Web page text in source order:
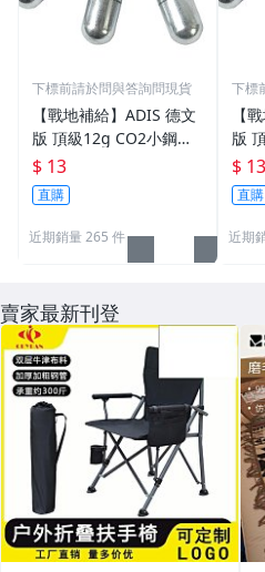
下標前請於問與答詢問現貨
【戰地補給】ADIS 德文
版 頂級12g CO2小鋼瓶
(品質穩定、壓力足、氣
體乾淨)
$ 13
直購
近期銷量 265 件
下標
【
版
(品
體乾
$ 13
直購
近期
賣家最新刊登